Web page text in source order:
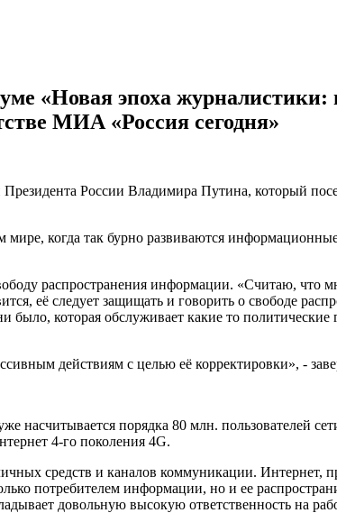
«Новая эпоха журналистики:
МИА «Россия сегодня»
России Владимира Путина, который
когда так бурно развиваются
распространения информации. «Считаю, что
её следует защищать и говорить о свободе
было, которая обслуживает какие то
действиям с целью её корректировки», -
порядка 80 млн. пользователей
4-го поколения 4G.
средств и каналов коммуникации.
потребителем информации, но и ее
довольную высокую ответственность на